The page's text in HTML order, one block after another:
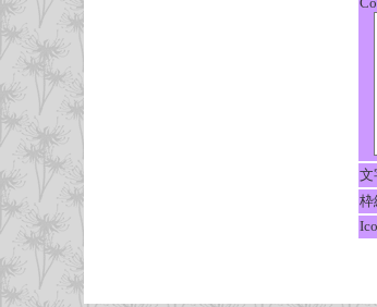
文
枠